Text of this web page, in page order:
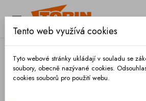

Tento web využívá cookies
Tyto webové stránky ukládají v souladu se
soubory, obecně nazývané cookies.
cookies souborů pro použití webu.